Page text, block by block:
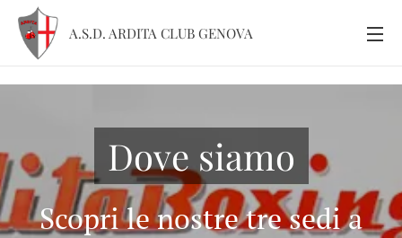
A.S.D. ARDITA CLUB GENOVA
Dove siamo
Scopri le nostre tre sedi a